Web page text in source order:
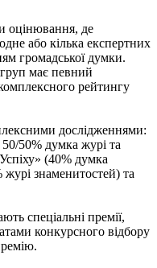
оцінювання, де
або кілька експертних
громадської думки.
має певний
рейтингу
дослідженнями:
50/50% думка журі та
(40% думка
журі знаменитостей) та
спеціальні премії,
конкурсного відбору